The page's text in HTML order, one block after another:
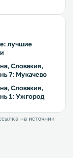
лучшие
Словакия,
7: Мукачево
Словакия,
1: Ужгород
на источник